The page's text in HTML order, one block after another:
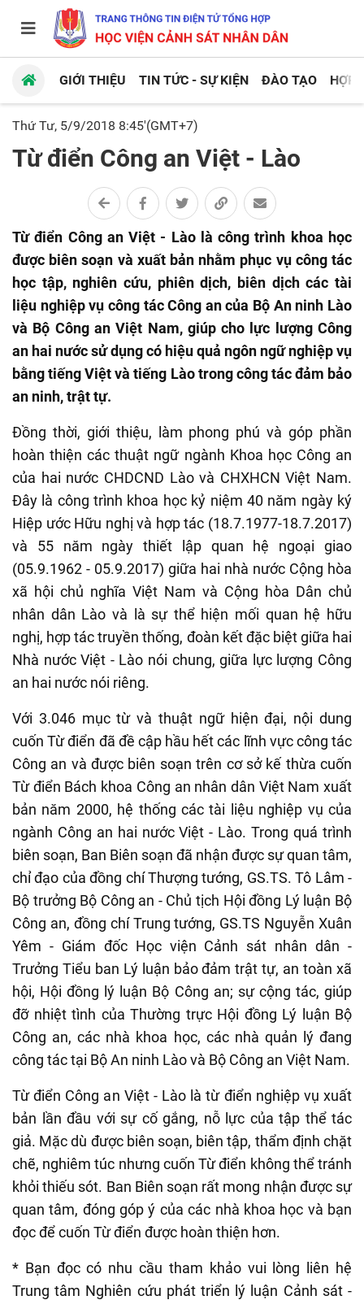
GIỚI THIỆU TIN TỨC - SỰ KIỆN ĐÀO TẠO HỢP
Thứ Tư, 5/9/2018 8:45'(GMT+7)
Từ điển Công an Việt - Lào
Từ điển Công an Việt - Lào là công trình khoa học
được biên soạn và xuất bản nhằm phục vụ công tác
học tập, nghiên cứu, phiên dịch, biên dịch các tài
liệu nghiệp vụ công tác Công an của Bộ An ninh Lào
và Bộ Công an Việt Nam, giúp cho lực lượng Công
an hai nước sử dụng có hiệu quả ngôn ngữ nghiệp vụ
bằng tiếng Việt và tiếng Lào trong công tác đảm bảo
an ninh, trật tự.
Đồng thời, giới thiệu, làm phong phú và góp phần
hoàn thiện các thuật ngữ ngành Khoa học Công an
của hai nước CHDCND Lào và CHXHCN Việt Nam.
Đây là công trình khoa học kỷ niệm 40 năm ngày ký
Hiệp ước Hữu nghị và hợp tác (18.7.1977-18.7.2017)
và 55 năm ngày thiết lập quan hệ ngoại giao
(05.9.1962 - 05.9.2017) giữa hai nhà nước Cộng hòa
xã hội chủ nghĩa Việt Nam và Cộng hòa Dân chủ
nhân dân Lào và là sự thể hiện mối quan hệ hữu
nghị, hợp tác truyền thống, đoàn kết đặc biệt giữa hai
Nhà nước Việt - Lào nói chung, giữa lực lượng Công
an hai nước nói riêng.
Với 3.046 mục từ và thuật ngữ hiện đại, nội dung
cuốn Từ điển đã đề cập hầu hết các lĩnh vực công tác
Công an và được biên soạn trên cơ sở kế thừa cuốn
Từ điển Bách khoa Công an nhân dân Việt Nam xuất
bản năm 2000, hệ thống các tài liệu nghiệp vụ của
ngành Công an hai nước Việt - Lào. Trong quá trình
biên soạn, Ban Biên soạn đã nhận được sự quan tâm,
chỉ đạo của đồng chí Thượng tướng, GS.TS. Tô Lâm -
Bộ trưởng Bộ Công an - Chủ tịch Hội đồng Lý luận Bộ
Công an, đồng chí Trung tướng, GS.TS Nguyễn Xuân
Yêm - Giám đốc Học viện Cảnh sát nhân dân -
Trưởng Tiểu ban Lý luận bảo đảm trật tự, an toàn xã
hội, Hội đồng lý luận Bộ Công an; sự cộng tác, giúp
đỡ nhiệt tình của Thường trực Hội đồng Lý luận Bộ
Công an, các nhà khoa học, các nhà quản lý đang
công tác tại Bộ An ninh Lào và Bộ Công an Việt Nam.
Từ điển Công an Việt - Lào là từ điển nghiệp vụ xuất
bản lần đầu với sự cố gắng, nỗ lực của tập thể tác
giả. Mặc dù được biên soạn, biên tập, thẩm định chặt
chẽ, nghiêm túc nhưng cuốn Từ điển không thể tránh
khỏi thiếu sót. Ban Biên soạn rất mong nhận được sự
quan tâm, đóng góp ý của các nhà khoa học và bạn
đọc để cuốn Từ điển được hoàn thiện hơn.
* Bạn đọc có nhu cầu tham khảo vui lòng liên hệ
Trung tâm Nghiên cứu phát triển lý luận Cảnh sát -